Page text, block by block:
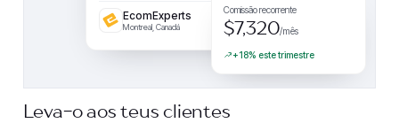
EcomExperts
Montreal, Canadá
Comissão recorrente
$7,320/mês
+18% este trimestre
Leva-o aos teus clientes